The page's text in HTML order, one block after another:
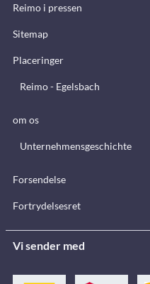
Reimo i pressen
Sitemap
Placeringer
Reimo - Egelsbach
om os
Unternehmensgeschichte
Forsendelse
Fortrydelsesret
Vi sender med